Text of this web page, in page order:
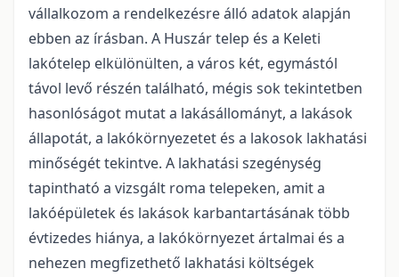
vállalkozom a rendelkezésre álló adatok alapján
ebben az írásban. A Huszár telep és a Keleti
lakótelep elkülönülten, a város két, egymástól
távol levő részén található, mégis sok tekintetben
hasonlóságot mutat a lakásállományt, a lakások
állapotát, a lakókörnyezetet és a lakosok lakhatási
minőségét tekintve. A lakhatási szegénység
tapintható a vizsgált roma telepeken, amit a
lakóépületek és lakások karbantartásának több
évtizedes hiánya, a lakókörnyezet ártalmai és a
nehezen megfizethető lakhatási költségek